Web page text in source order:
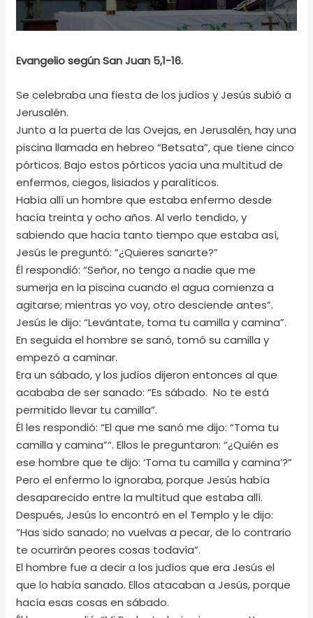
Evangelio según San Juan 5,1-16.
Se celebraba una fiesta de los judíos y Jesús subió a
Jerusalén.
Junto a la puerta de las Ovejas, en Jerusalén, hay una
piscina llamada en hebreo “Betsata”, que tiene cinco
pórticos. Bajo estos pórticos yacía una multitud de
enfermos, ciegos, lisiados y paralíticos.
Había allí un hombre que estaba enfermo desde
hacía treinta y ocho años. Al verlo tendido, y
sabiendo que hacía tanto tiempo que estaba así,
Jesús le preguntó: “¿Quieres sanarte?”
Él respondió: “Señor, no tengo a nadie que me
sumerja en la piscina cuando el agua comienza a
agitarse; mientras yo voy, otro desciende antes”.
Jesús le dijo: “Levántate, toma tu camilla y camina”.
En seguida el hombre se sanó, tomó su camilla y
empezó a caminar.
Era un sábado, y los judíos dijeron entonces al que
acababa de ser sanado: “Es sábado. No te está
permitido llevar tu camilla”.
Él les respondió: “El que me sanó me dijo: “Toma tu
camilla y camina”“. Ellos le preguntaron: “¿Quién es
ese hombre que te dijo: ‘Toma tu camilla y camina’?”
Pero el enfermo lo ignoraba, porque Jesús había
desaparecido entre la multitud que estaba allí.
Después, Jesús lo encontró en el Templo y le dijo:
“Has sido sanado; no vuelvas a pecar, de lo contrario
te ocurrirán peores cosas todavía”.
El hombre fue a decir a los judíos que era Jesús el
que lo había sanado. Ellos atacaban a Jesús, porque
hacía esas cosas en sábado.